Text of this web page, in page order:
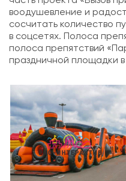
воодушевление и
сосчитать количество
в соцсетях.
Полоса
полоса препятствий
праздничной площадки